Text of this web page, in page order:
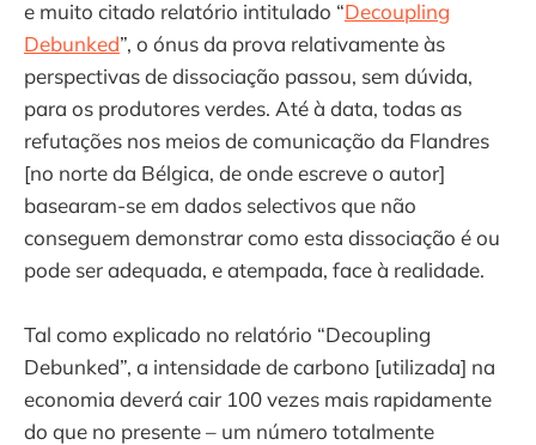
e muito citado relatório intitulado “Decoupling
Debunked”, o ónus da prova relativamente às
perspectivas de dissociação passou, sem dúvida,
para os produtores verdes. Até à data, todas as
refutações nos meios de comunicação da Flandres
[no norte da Bélgica, de onde escreve o autor]
basearam-se em dados selectivos que não
conseguem demonstrar como esta dissociação é ou
pode ser adequada, e atempada, face à realidade.
Tal como explicado no relatório “Decoupling
Debunked”, a intensidade de carbono [utilizada] na
economia deverá cair 100 vezes mais rapidamente
do que no presente – um número totalmente